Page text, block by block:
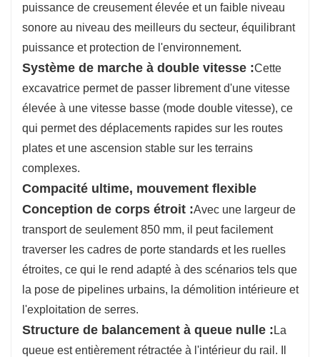
puissance de creusement élevée et un faible niveau
sonore au niveau des meilleurs du secteur, équilibrant
puissance et protection de l'environnement.
Système de marche à double vitesse :Cette
excavatrice permet de passer librement d'une vitesse
élevée à une vitesse basse (mode double vitesse), ce
qui permet des déplacements rapides sur les routes
plates et une ascension stable sur les terrains
complexes.
Compacité ultime, mouvement flexible
Conception de corps étroit :Avec une largeur de
transport de seulement 850 mm, il peut facilement
traverser les cadres de porte standards et les ruelles
étroites, ce qui le rend adapté à des scénarios tels que
la pose de pipelines urbains, la démolition intérieure et
l'exploitation de serres.
Structure de balancement à queue nulle : La
queue est entièrement rétractée à l'intérieur du rail. Il